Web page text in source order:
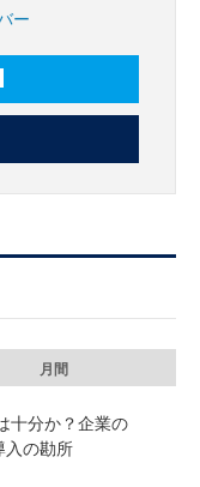
ー
月間
十分か？企業の
入の勘所